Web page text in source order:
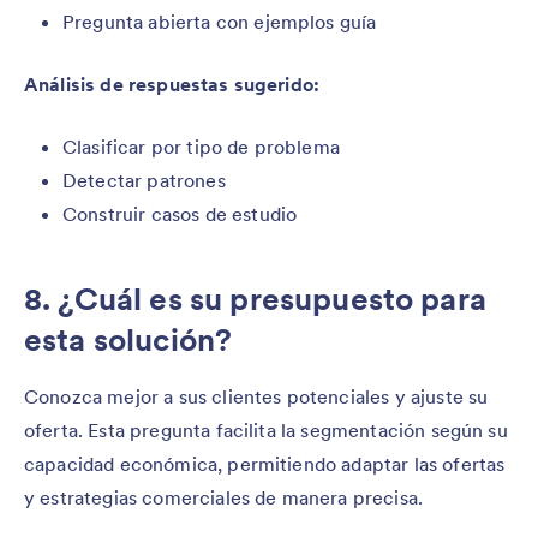
Pregunta abierta con ejemplos guía
Análisis de respuestas sugerido:
Clasificar por tipo de problema
Detectar patrones
Construir casos de estudio
8. ¿Cuál es su presupuesto para
esta solución?
Conozca mejor a sus clientes potenciales y ajuste su
oferta. Esta pregunta facilita la segmentación según su
capacidad económica, permitiendo adaptar las ofertas
y estrategias comerciales de manera precisa.